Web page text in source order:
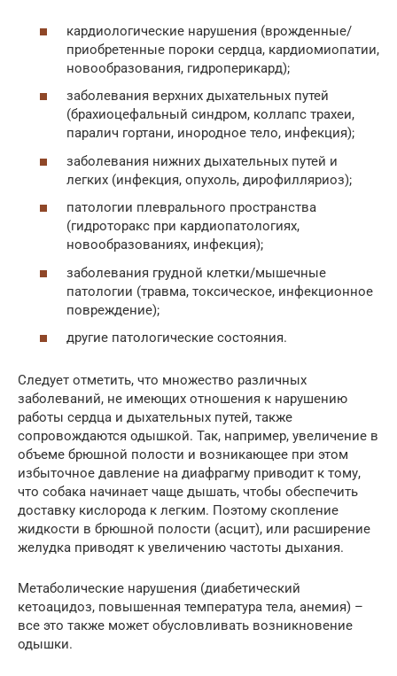
кардиологические нарушения (врожденные/
приобретенные пороки сердца, кардиомиопатии,
новообразования, гидроперикард);
заболевания верхних дыхательных путей
(брахиоцефальный синдром, коллапс трахеи,
паралич гортани, инородное тело, инфекция);
заболевания нижних дыхательных путей и
легких (инфекция, опухоль, дирофилляриоз);
патологии плеврального пространства
(гидроторакс при кардиопатологиях,
новообразованиях, инфекция);
заболевания грудной клетки/мышечные
патологии (травма, токсическое, инфекционное
повреждение);
другие патологические состояния.
Следует отметить, что множество различных
заболеваний, не имеющих отношения к нарушению
работы сердца и дыхательных путей, также
сопровождаются одышкой. Так, например, увеличение в
объеме брюшной полости и возникающее при этом
избыточное давление на диафрагму приводит к тому,
что собака начинает чаще дышать, чтобы обеспечить
доставку кислорода к легким. Поэтому скопление
жидкости в брюшной полости (асцит), или расширение
желудка приводят к увеличению частоты дыхания.
Метаболические нарушения (диабетический
кетоацидоз, повышенная температура тела, анемия) –
все это также может обусловливать возникновение
одышки.